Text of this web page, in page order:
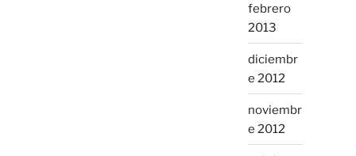
febrero
2013
diciembr
e 2012
noviembr
e 2012